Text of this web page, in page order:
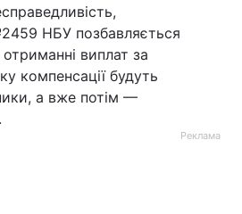
НБУ позбавляється
виплат за
компенсації будуть
а вже потім —
Реклама